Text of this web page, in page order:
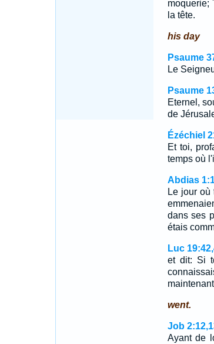
moquerie;
la tête.
his day
Psaume
Le
Psaume
Eternel,
de
Ézéchiel
Et toi,
temps où
Abdias
Le jour
dans ses
étais
Luc
et dit: Si
went.
Job
Ayant de